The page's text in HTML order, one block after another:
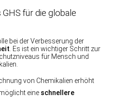
für die globale
bei der Verbesserung der
. Es ist ein wichtiger Schritt zur
für Mensch und
von Chemikalien erhöht
eine schnellere